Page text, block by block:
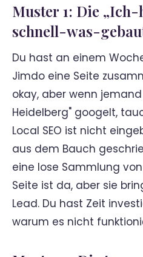
Muster 1: Die
schnell-was-
Du hast an einem
Jimdo eine Seite
okay, aber wenn
Heidelberg" googelt,
Local SEO ist nicht
aus dem Bauch
eine lose Sammlung
Seite ist da, aber sie
Lead. Du hast Zeit
warum es nicht